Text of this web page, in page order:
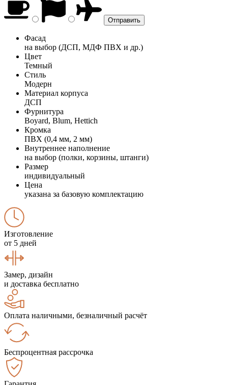
Фасад
на выбор (ДСП, МДФ ПВХ и др.)
Цвет
Темный
Стиль
Модерн
Материал корпуса
ДСП
Фурнитура
Boyard, Blum, Hettich
Кромка
ПВХ (0,4 мм, 2 мм)
Внутреннее наполнение
на выбор (полки, корзины, штанги)
Размер
индивидуальный
Цена
указана за базовую комплектацию
Изготовление
от 5 дней
Замер, дизайн
и доставка бесплатно
Оплата наличными, безналичный расчёт
Беспроцентная рассрочка